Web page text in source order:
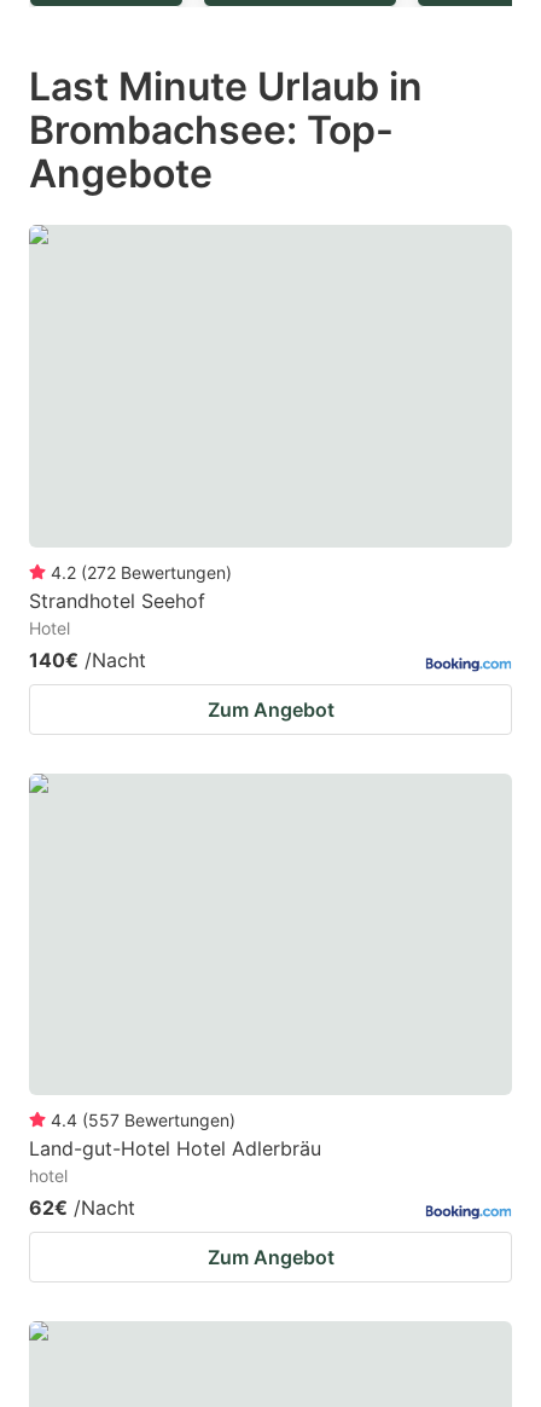
question
key
to
get
the
keyboard
question
key
to
get
keyboard
Last Minute Urlaub in
Brombachsee: Top-
Angebote
4.2 (272 Bewertungen)
Strandhotel Seehof
Hotel
140€ /Nacht
Zum Angebot
4.4 (557 Bewertungen)
Land-gut-Hotel Hotel Adlerbräu
hotel
62€ /Nacht
Zum Angebot